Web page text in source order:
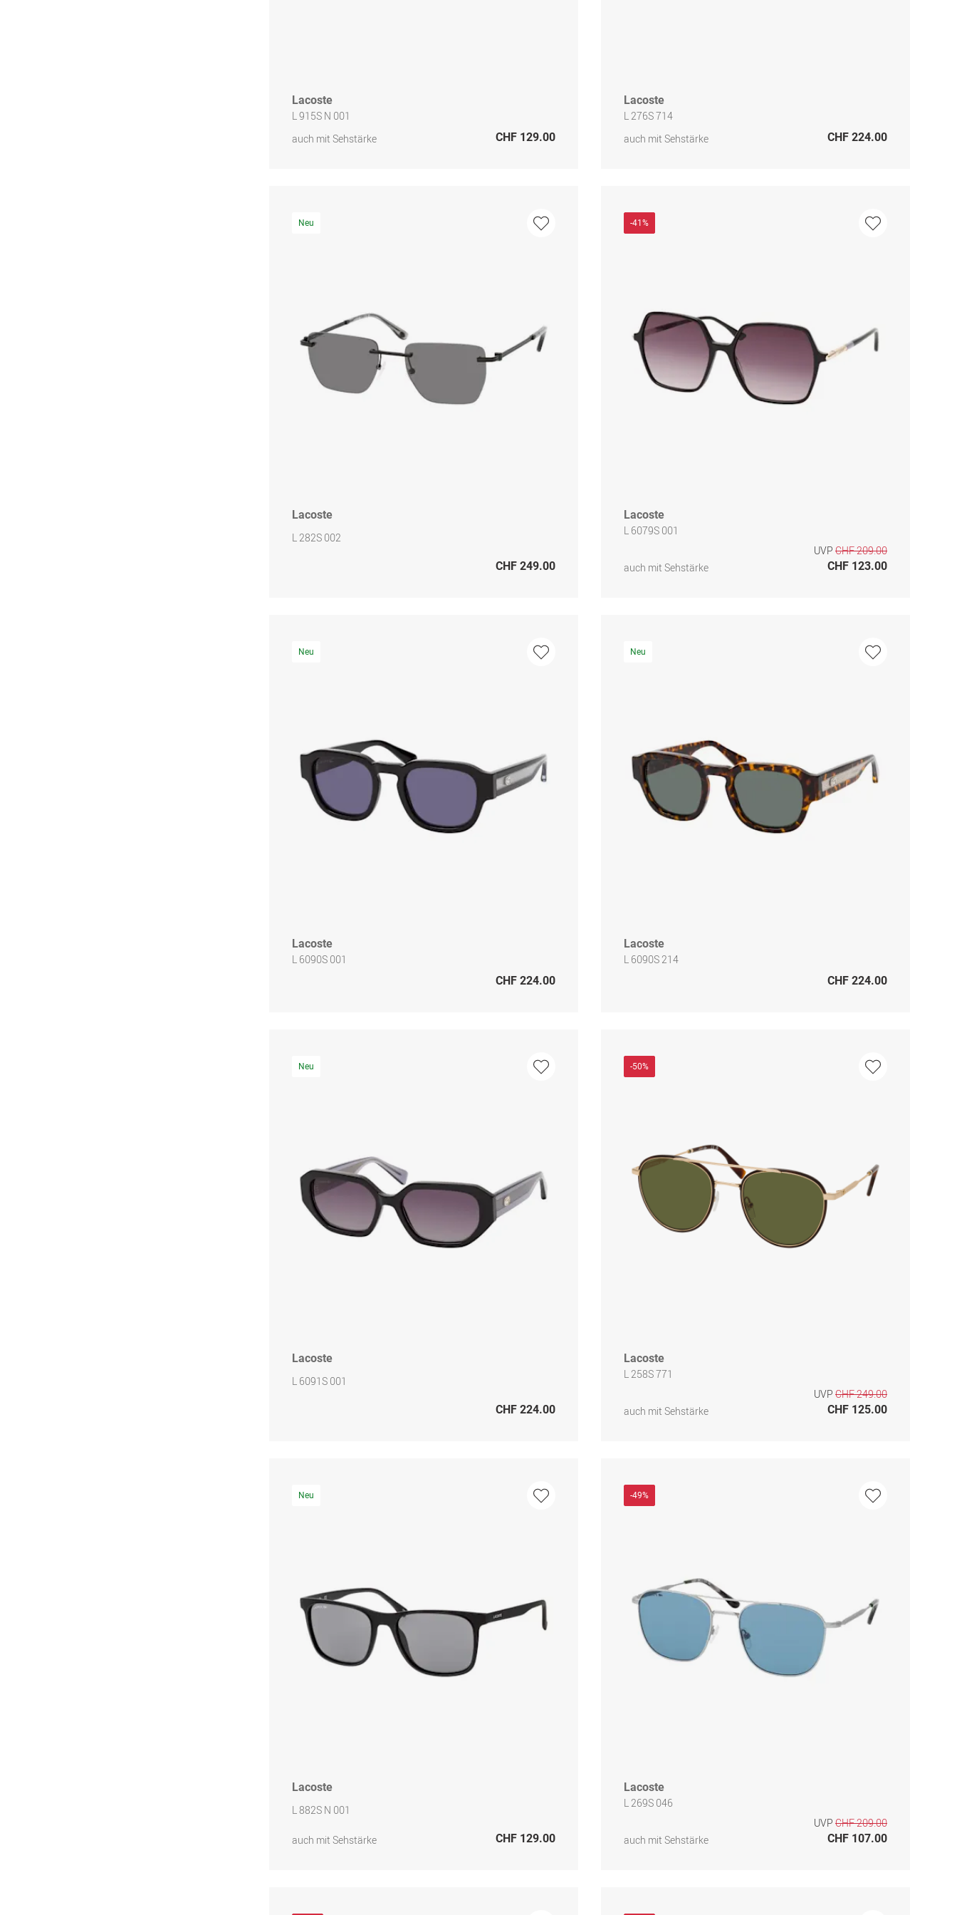
Lacoste
L 915S N 001
auch mit Sehstärke
CHF 129.00
Lacoste
L 276S 714
auch mit Sehstärke
CHF 224.00
Neu
Lacoste
L 282S 002
CHF 249.00
-41%
Lacoste
L 6079S 001
auch mit Sehstärke
UVP CHF 209.00
CHF 123.00
Neu
Lacoste
L 6090S 001
CHF 224.00
Neu
Lacoste
L 6090S 214
CHF 224.00
Neu
Lacoste
L 6091S 001
CHF 224.00
-50%
Lacoste
L 258S 771
auch mit Sehstärke
UVP CHF 249.00
CHF 125.00
Neu
Lacoste
L 882S N 001
auch mit Sehstärke CHF 129.00
-49%
Lacoste
L 269S 046
auch mit Sehstärke
UVP CHF 209.00
CHF 107.00